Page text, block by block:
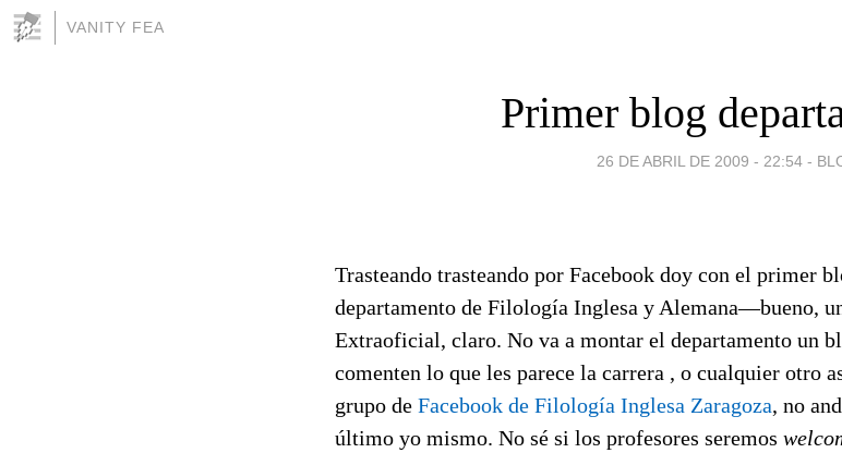
VANITY FEA
Primer blog
26 DE ABRIL DE 2009 - 22:54 -
Trasteando trasteando por Facebook doy con el primer
departamento de Filología Inglesa y Alemana—bueno,
Extraoficial, claro. No va a montar el departamento un
comenten lo que les parece la carrera , o cualquier otro
grupo de Facebook de Filología Inglesa Zaragoza, no
último yo mismo. No sé si los profesores seremos